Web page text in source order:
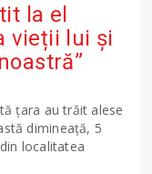
la el
vieții lui și
țara au trăit alese
dimineață, 5
localitatea